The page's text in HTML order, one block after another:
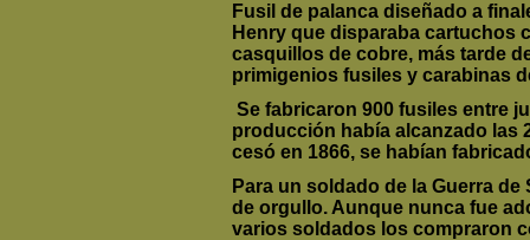
Fusil de palanca diseñado a
Henry que disparaba cartuchos
casquillos de cobre, más tarde
primigenios fusiles y carabinas
Se fabricaron 900 fusiles entre
producción había alcanzado las
cesó en 1866, se habían
Para un soldado de la Guerra
de orgullo. Aunque nunca fue
varios soldados los compraron